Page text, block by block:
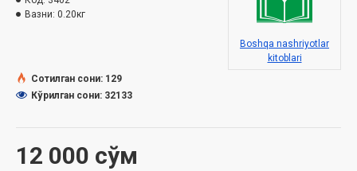
12 000 сўм
Вазни: 0.20кг
Boshqa nashriyotlar
kitoblari
Сотилган сони: 129
Кўрилган сони: 32133